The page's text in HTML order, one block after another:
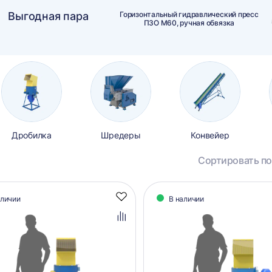
Выгодная пара
Горизонтальный гидравлический пресс
ПЗО М60, ручная обвязка
Дробилка Шредеры Конвейер
Сортировать
Добавить
в
избранное
Добавить
В наличии